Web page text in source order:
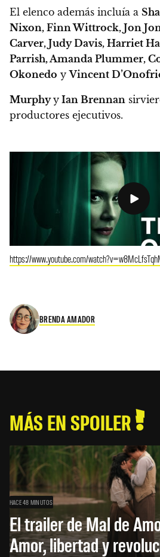
El elenco además incluía a
Nixon, Finn Wittrock, Jon
Carver, Judy Davis, Harriet
Parrish, Amanda Plummer,
Okonedo yVincent
Murphyy Ian Brennan
productores ejecutivos.
https://www.youtube.com/
BRENDA AMADOR
MÁS EN SPOILER
HACE 48 MINUTOS
El trailer de Mal de
Amor, libertad y